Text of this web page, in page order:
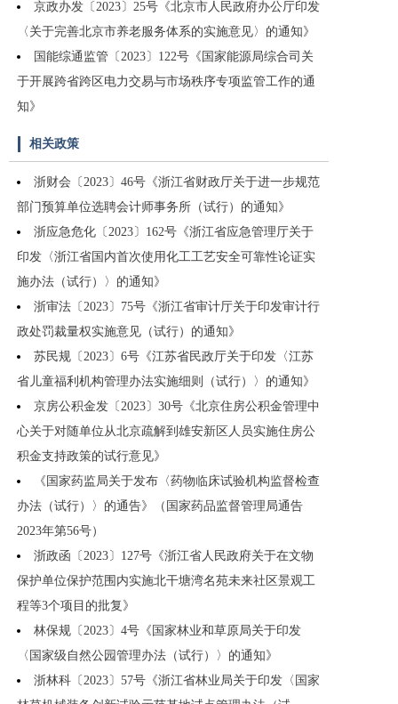
京政办发〔2023〕25号《北京市人民政府办公厅印发
〈关于完善北京市养老服务体系的实施意见〉的通知》
国能综通监管〔2023〕122号《国家能源局综合司关
于开展跨省跨区电力交易与市场秩序专项监管工作的通
知》
相关政策
浙财会〔2023〕46号《浙江省财政厅关于进一步规范
部门预算单位选聘会计师事务所（试行）的通知》
浙应急危化〔2023〕162号《浙江省应急管理厅关于
印发〈浙江省国内首次使用化工工艺安全可靠性论证实
施办法（试行）〉的通知》
浙审法〔2023〕75号《浙江省审计厅关于印发审计行
政处罚裁量权实施意见（试行）的通知》
苏民规〔2023〕6号《江苏省民政厅关于印发〈江苏
省儿童福利机构管理办法实施细则（试行）〉的通知》
京房公积金发〔2023〕30号《北京住房公积金管理中
心关于对随单位从北京疏解到雄安新区人员实施住房公
积金支持政策的试行意见》
《国家药监局关于发布〈药物临床试验机构监督检查
办法（试行）〉的通告》（国家药品监督管理局通告
2023年第56号）
浙政函〔2023〕127号《浙江省人民政府关于在文物
保护单位保护范围内实施北干塘湾名苑未来社区景观工
程等3个项目的批复》
林保规〔2023〕4号《国家林业和草原局关于印发
〈国家级自然公园管理办法（试行）〉的通知》
浙林科〔2023〕57号《浙江省林业局关于印发〈国家